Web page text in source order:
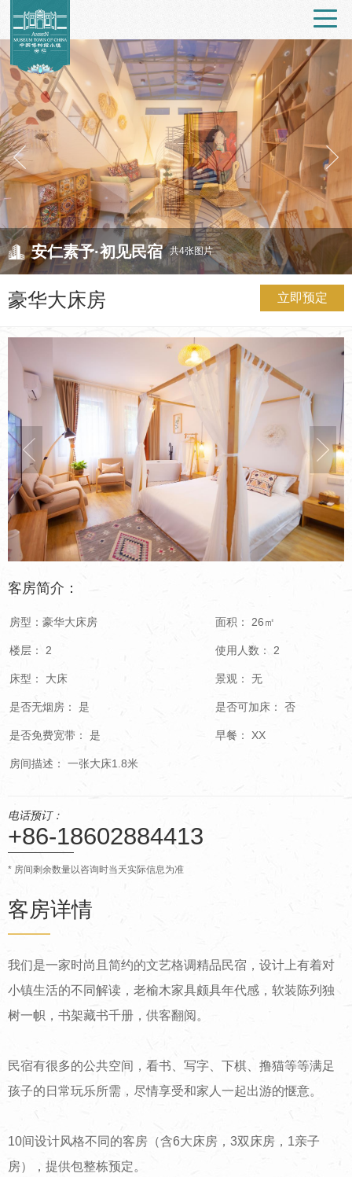
安仁素予·初见民宿 共4张图片
豪华大床房 立即预定
客房简介：
房型：豪华大床房 面积： 26㎡
楼层： 2 使用人数： 2
床型： 大床 景观： 无
是否无烟房： 是 是否可加床： 否
是否免费宽带： 是 早餐： XX
房间描述： 一张大床1.8米
电话预订：
+86-18602884413
* 房间剩余数量以咨询时当天实际信息为准
客房详情
我们是一家时尚且简约的文艺格调精品民宿，设计上有着对
小镇生活的不同解读，老榆木家具颇具年代感，软装陈列独
树一帜，书架藏书千册，供客翻阅。
民宿有很多的公共空间，看书、写字、下棋、撸猫等等满足
孩子的日常玩乐所需，尽情享受和家人一起出游的惬意。
10间设计风格不同的客房（含6大床房，3双床房，1亲子
房），提供包整栋预定。